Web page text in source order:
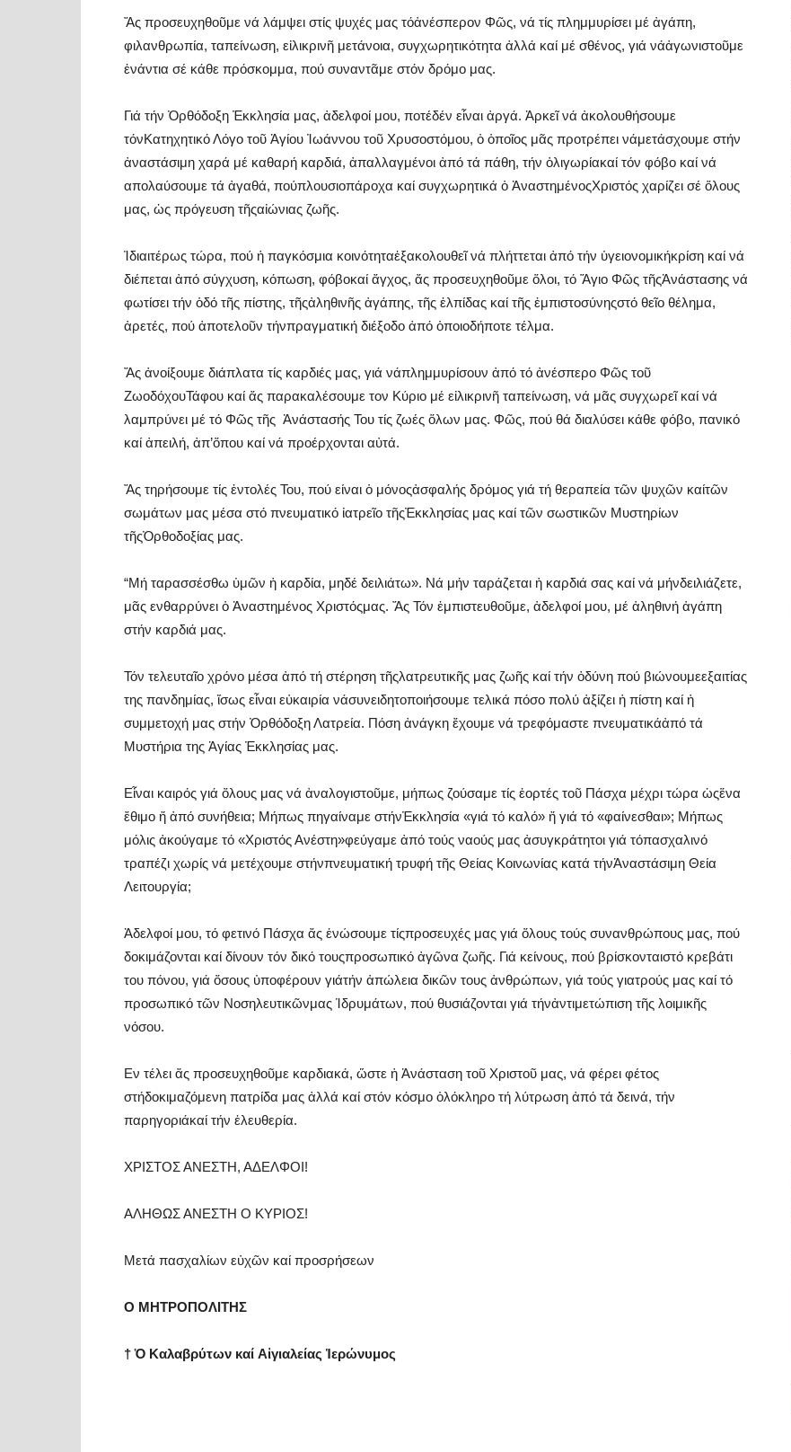
Ἄς προσευχηθοῦμε νά λάμψει στίς ψυχές μας τόἀνέσπερον Φῶς, νά τίς πλημμυρίσει μέ ἀγάπη,
φιλανθρωπία, ταπείνωση, εἰλικρινῆ μετάνοια, συγχωρητικότητα ἀλλά καί μέ σθένος, γιά νάἀγωνιστοῦμε
ἐνάντια σέ κάθε πρόσκομμα, πού συναντᾶμε στόν δρόμο μας.
Γιά τήν Ὀρθόδοξη Ἐκκλησία μας, ἀδελφοί μου, ποτέδέν εἶναι ἀργά. Ἀρκεῖ νά ἀκολουθήσουμε
τόνΚατηχητικό Λόγο τοῦ Ἁγίου Ἰωάννου τοῦ Χρυσοστόμου, ὁ ὁποῖος μᾶς προτρέπει νάμετάσχουμε στήν
ἀναστάσιμη χαρά μέ καθαρή καρδιά, ἀπαλλαγμένοι ἀπό τά πάθη, τήν ὀλιγωρίακαί τόν φόβο καί νά
απολαύσουμε τά ἀγαθά, πούπλουσιοπάροχα καί συγχωρητικά ὁ ἈναστημένοςΧριστός χαρίζει σέ ὅλους
μας, ὡς πρόγευση τῆςαἰώνιας ζωῆς.
Ἰδιαιτέρως τώρα, πού ἡ παγκόσμια κοινότηταἐξακολουθεῖ νά πλήττεται ἀπό τήν ὑγειονομικήκρίση καί νά
διέπεται ἀπό σύγχυση, κόπωση, φόβοκαί ἄγχος, ἄς προσευχηθοῦμε ὅλοι, τό Ἅγιο Φῶς τῆςἈνάστασης νά
φωτίσει τήν ὁδό τῆς πίστης, τῆςἀληθινῆς ἀγάπης, τῆς ἐλπίδας καί τῆς ἐμπιστοσύνηςστό θεῖο θέλημα,
ἀρετές, πού ἀποτελοῦν τήνπραγματική διέξοδο ἀπό ὁποιοδήποτε τέλμα.
Ἄς ἀνοίξουμε διάπλατα τίς καρδιές μας, γιά νάπλημμυρίσουν ἀπό τό ἀνέσπερο Φῶς τοῦ
ΖωοδόχουΤάφου καί ἄς παρακαλέσουμε τον Κύριο μέ εἰλικρινῆ ταπείνωση, νά μᾶς συγχωρεῖ καί νά
λαμπρύνει μέ τό Φῶς τῆς Ἀνάστασής Του τίς ζωές ὅλων μας. Φῶς, πού θά διαλύσει κάθε φόβο, πανικό
καί ἀπειλή, ἀπ’ὅπου καί νά προέρχονται αὐτά.
Ἄς τηρήσουμε τίς ἐντολές Του, πού είναι ὁ μόνοςἀσφαλής δρόμος γιά τή θεραπεία τῶν ψυχῶν καίτῶν
σωμάτων μας μέσα στό πνευματικό ἰατρεῖο τῆςἘκκλησίας μας καί τῶν σωστικῶν Μυστηρίων
τῆςὈρθοδοξίας μας.
“Μή ταρασσέσθω ὑμῶν ἡ καρδία, μηδέ δειλιάτω». Νά μήν ταράζεται ἡ καρδιά σας καί νά μήνδειλιάζετε,
μᾶς ενθαρρύνει ὁ Ἀναστημένος Χριστόςμας. Ἄς Τόν ἐμπιστευθοῦμε, ἀδελφοί μου, μέ ἀληθινή ἀγάπη
στήν καρδιά μας.
Τόν τελευταῖο χρόνο μέσα ἀπό τή στέρηση τῆςλατρευτικῆς μας ζωῆς καί τήν ὀδύνη πού βιώνουμεεξαιτίας
της πανδημίας, ἴσως εἶναι εὐκαιρία νάσυνειδητοποιήσουμε τελικά πόσο πολύ ἀξίζει ἡ πίστη καί ἡ
συμμετοχή μας στήν Ὀρθόδοξη Λατρεία. Πόση ἀνάγκη ἔχουμε νά τρεφόμαστε πνευματικάἀπό τά
Μυστήρια της Ἁγίας Ἐκκλησίας μας.
Εἶναι καιρός γιά ὅλους μας νά ἀναλογιστοῦμε, μήπως ζούσαμε τίς ἑορτές τοῦ Πάσχα μέχρι τώρα ὡςἕνα
ἔθιμο ἤ ἀπό συνήθεια; Μήπως πηγαίναμε στήνἘκκλησία «γιά τό καλό» ἤ γιά τό «φαίνεσθαι»; Μήπως
μόλις ἀκούγαμε τό «Χριστός Ανέστη»φεύγαμε ἀπό τούς ναούς μας ἀσυγκράτητοι γιά τόπασχαλινό
τραπέζι χωρίς νά μετέχουμε στήνπνευματική τρυφή τῆς Θείας Κοινωνίας κατά τήνἈναστάσιμη Θεία
Λειτουργία;
Ἀδελφοί μου, τό φετινό Πάσχα ἄς ἑνώσουμε τίςπροσευχές μας γιά ὅλους τούς συνανθρώπους μας, πού
δοκιμάζονται καί δίνουν τόν δικό τουςπροσωπικό ἀγῶνα ζωῆς. Γιά κείνους, πού βρίσκονταιστό κρεβάτι
του πόνου, γιά ὅσους ὑποφέρουν γιάτήν ἀπώλεια δικῶν τους ἀνθρώπων, γιά τούς γιατρούς μας καί τό
προσωπικό τῶν Νοσηλευτικῶνμας Ἱδρυμάτων, πού θυσιάζονται γιά τήνἀντιμετώπιση τῆς λοιμικῆς
νόσου.
Εν τέλει ἄς προσευχηθοῦμε καρδιακά, ὥστε ἡ Ἀνάσταση τοῦ Χριστοῦ μας, νά φέρει φέτος
στήδοκιμαζόμενη πατρίδα μας ἀλλά καί στόν κόσμο ὁλόκληρο τή λύτρωση ἀπό τά δεινά, τήν
παρηγοριάκαί τήν ἐλευθερία.
ΧΡΙΣΤΟΣ ΑΝΕΣΤΗ, ΑΔΕΛΦΟΙ!
ΑΛΗΘΩΣ ΑΝΕΣΤΗ Ο ΚΥΡΙΟΣ!
Μετά πασχαλίων εὐχῶν καί προσρήσεων
Ο ΜΗΤΡΟΠΟΛΙΤΗΣ
† Ὁ Καλαβρύτων καί Αἰγιαλείας Ἱερώνυμος